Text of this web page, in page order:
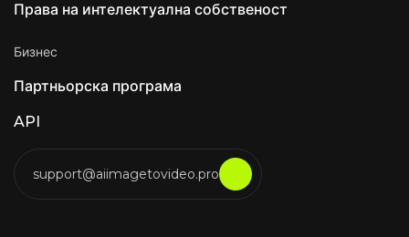
Права на интелектуална собственост
Бизнес
Партньорска програма
API
support@aiimagetovideo.pro